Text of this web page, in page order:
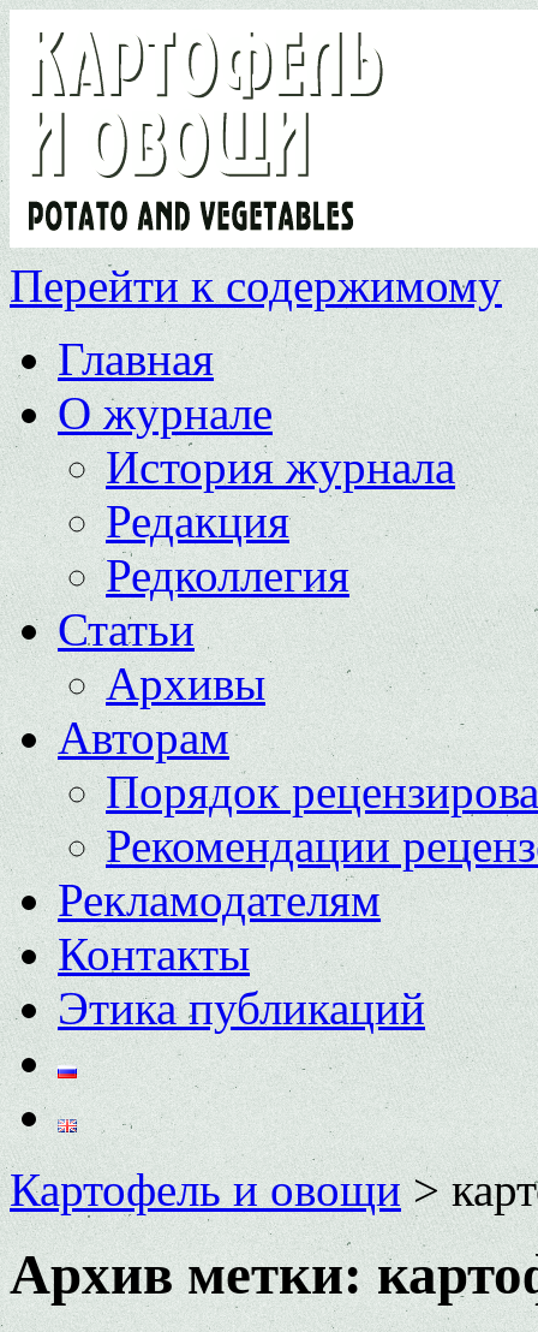
Перейти к содержимому
Главная
О журнале
История журнала
Редакция
Редколлегия
Статьи
Архивы
Авторам
Порядок
Рекомендации
Рекламодателям
Контакты
Этика публикаций
Картофель и овощи>
Архив метки: